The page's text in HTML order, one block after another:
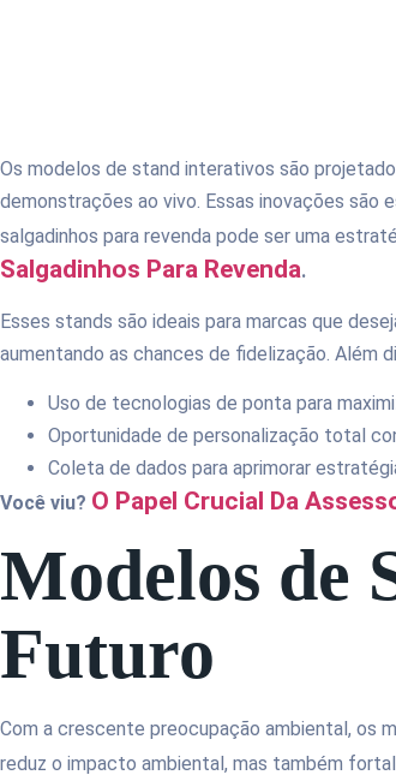
Os modelos de stand interativos são
demonstrações ao vivo. Essas inovações são
salgadinhos para revenda pode ser uma
Salgadinhos Para Revenda.
Esses stands são ideais para marcas que
aumentando as chances de fidelização. Além
Uso de tecnologias de ponta para
Oportunidade de personalização total
Coleta de dados para aprimorar
Você viu? O Papel Crucial Da
Modelos de
Futuro
Com a crescente preocupação ambiental, os
reduz o impacto ambiental, mas também